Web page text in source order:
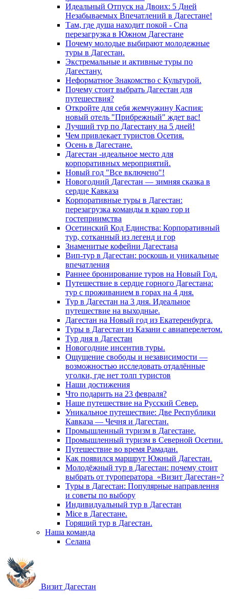
Идеальный Отпуск на Двоих: 5 Дней
Незабываемых Впечатлений в Дагестане!
Там, где душа находит покой - Спа
перезагрузка в Южном Дагестане
Почему молодые выбирают молодежные
туры в Дагестан.
Экстремальные и активные туры по
Дагестану.
Неформатное Знакомство с Культурой.
Почему стоит выбрать Дагестан для
путешествия?
Откройте для себя жемчужину Каспия:
новый отель "Прибрежный" ждет вас!
Лучший тур по Дагестану на 5 дней!
Чем привлекает туристов Осетия.
Осень в Дагестане.
Дагестан -идеальное место для
корпоративных мероприятий.
Новый год "Все включено"!
Новогодний Дагестан — зимняя сказка в
сердце Кавказа
Корпоративные туры в Дагестан:
перезагрузка команды в краю гор и
гостеприимства
Осетинский Код Единства: Корпоративный
тур, сотканный из легенд и гор
Знаменитые кофейни Дагестана
Вип-тур в Дагестан: роскошь и уникальные
впечатления
Раннее бронирование туров на Новый Год.
Путешествие в сердце горного Дагестана:
тур с проживанием в горах на 4 дня.
Тур в Дагестан на 3 дня. Идеальное
путешествие на выходные.
Дагестан на Новый год из Екатеренбурга.
Туры в Дагестан из Казани с авиаперелетом.
Тур дня в Дагестан
Новогодние инсентив туры.
Ощущение свободы и независимости —
возможностью исследовать отдалённые
уголки, где нет толп туристов
Наши достижения
Что подарить на 23 февраля?
Наше путешествие на Русский Север.
Уникальное путешествие: Две Республики
Кавказа — Чечня и Дагестан.
Промышленный туризм в Дагестане.
Промышленный туризм в Северной Осетии.
Путешествие во время Рамадан.
Как появился маршрут Южный Дагестан.
Молодёжный тур в Дагестан: почему стоит
выбрать от туроператора «Визит Дагестан»?
Туры в Дагестан: Популярные направлення
и советы по выбору
Индивидуальный тур в Дагестан
Mice в Дагестане.
Горящий тур в Дагестан.
Наша команда
Селана
Визит Дагестан